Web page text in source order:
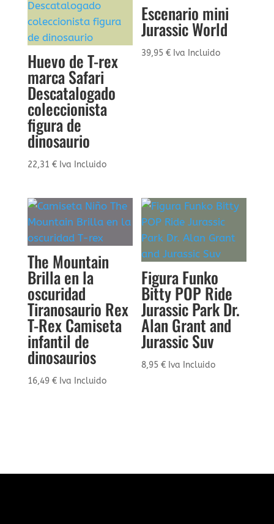
Huevo de T-rex
marca Safari
Descatalogado
coleccionista
figura de
dinosaurio
22,31 € Iva Incluido
Escenario mini
Jurassic World
39,95€ Iva Incluido
The Mountain
Brilla en la
oscuridad
Tiranosaurio Rex
T-Rex Camiseta
infantil de
dinosaurios
16,49 € Iva Incluido
Figura Funko
Bitty POP Ride
Jurassic Park Dr.
Alan Grant and
Jurassic Suv
8,95€ Iva Incluido